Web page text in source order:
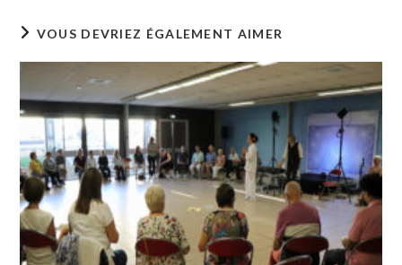
VOUS DEVRIEZ ÉGALEMENT AIMER